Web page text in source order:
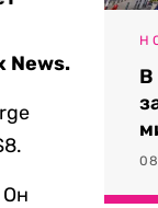
News.
Он
В